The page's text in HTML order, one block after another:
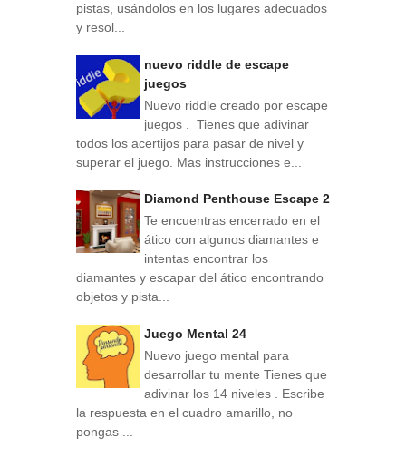
pistas, usándolos en los lugares adecuados
y resol...
nuevo riddle de escape
juegos
Nuevo riddle creado por escape
juegos . Tienes que adivinar
todos los acertijos para pasar de nivel y
superar el juego. Mas instrucciones e...
Diamond Penthouse Escape 2
Te encuentras encerrado en el
ático con algunos diamantes e
intentas encontrar los
diamantes y escapar del ático encontrando
objetos y pista...
Juego Mental 24
Nuevo juego mental para
desarrollar tu mente Tienes que
adivinar los 14 niveles . Escribe
la respuesta en el cuadro amarillo, no
pongas ...